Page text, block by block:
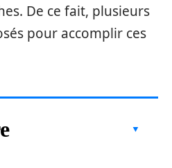
De ce fait, plusieurs
pour accomplir ces